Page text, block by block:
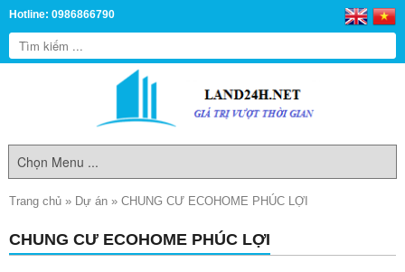
Hotline: 0986866790
Trang chủ » Dự án » CHUNG CƯ ECOHOME PHÚC LỢI
CHUNG CƯ ECOHOME PHÚC LỢI